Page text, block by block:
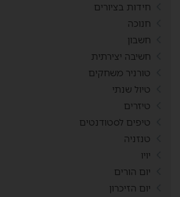
חידות בציורים
חנוכה
חשבון
חשיבה יצירתית
טורניר משחקים
טיול שנתי
טיזרים
טיפים לסטודנטים
טנזניה
יויו
יום הורים
יום הזיכרון